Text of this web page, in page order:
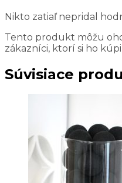
Nikto zatiaľ nepridal
Tento produkt môžu
zákazníci, ktorí si ho
Súvisiace